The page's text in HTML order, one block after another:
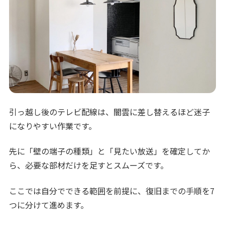
引っ越し後のテレビ配線は、闇雲に差し替えるほど迷子
になりやすい作業です。
先に「壁の端子の種類」と「見たい放送」を確定してか
ら、必要な部材だけを足すとスムーズです。
ここでは自分でできる範囲を前提に、復旧までの手順を7
つに分けて進めます。